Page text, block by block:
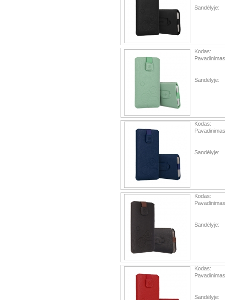
Sandėlyje:
Kodas:
Sandėlyje:
Kodas:
Sandėlyje:
Kodas:
Sandėlyje:
Kodas:
Sandėlyje: